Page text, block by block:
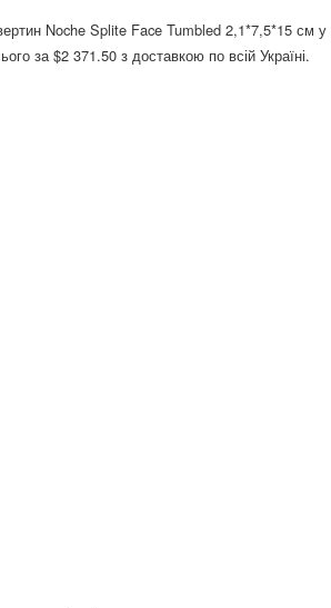
Noche Splite Face Tumbled 2,1*7,5*15 см у
за $2 371.50 з доставкою по всій Україні.